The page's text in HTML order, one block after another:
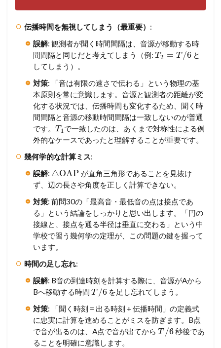
伝播時間を無視してしまう（最重要） :
誤解: 観測者が聞く時間間隔は、音源が移動する時
間間隔と同じだと考えてしまう（例:T2 = T /6と
してしまう）。
対策: 「音は有限の速さで伝わる」という物理の基
本原則を常に意識します。音源と観測者の距離が変
化する状況では、伝播時間も変化するため、聞く時
間間隔と音源の移動時間間隔は一致しないのが普通
です。T1で一致したのは、あくまで対称性による例
外的なケースであったと理解することが重要です。
幾何学的な計算ミス:
誤解: △OAP が直角三角形であることを見抜け
ず、辺の長さや角度を正しく計算できない。
対策: 前問30の「最高音・最低音の点は接点であ
る」という結論をしっかりと思い出します。「円の
接線と、接点を通る半径は垂直に交わる」という中
学校で習う幾何学の定理が、この問題の鍵を握って
います。
時間の足し忘れ:
誤解: B音の到達時刻を計算する際に、音源がAから
Bへ移動する時間T /6 を足し忘れてしまう。
対策: 「聞く時刻 = 出る時刻 + 伝播時間」の定義式
に忠実に計算を進めることがミスを防ぎます。B点
で音が出るのは、A点で音が出てからT /6秒後であ
ることを明確に意識します。